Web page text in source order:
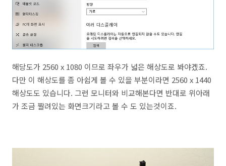
해당도가 2560 x 1080 이므로 좌우가 넓은 해상도로 봐야겠죠.
다만 이 해상도를 좀 아쉽게 볼 수 있을 부분이라면 2560 x 1440
해상도도 있습니다. 그런 모니터와 비교해본다면 반대로 위아래
가 조금 짤려있는 화면크기라고 볼 수 도 있는것이죠.